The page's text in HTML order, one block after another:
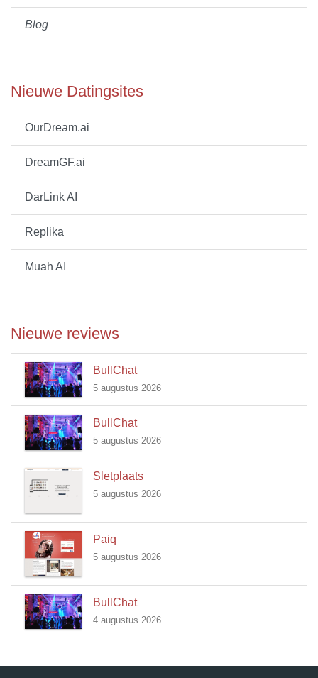
Blog
Nieuwe Datingsites
OurDream.ai
DreamGF.ai
DarLink AI
Replika
Muah AI
Nieuwe reviews
BullChat
5 augustus 2026
BullChat
5 augustus 2026
Sletplaats
5 augustus 2026
Paiq
5 augustus 2026
BullChat
4 augustus 2026